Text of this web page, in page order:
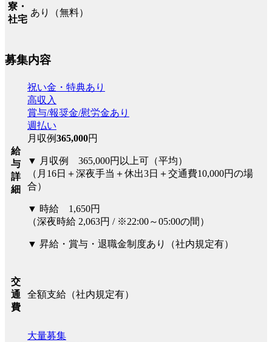
寮・
社宅
あり（無料）
募集内容
給
与
詳
細
祝い金・特典あり
高収入
賞与/報奨金/慰労金あり
週払い
月収例365,000円
▼ 月収例 365,000円以上可（平均）
（月16日＋深夜手当＋休出3日＋交通費10,000円の場
合）
▼ 時給 1,650円
（深夜時給 2,063円 / ※22:00～05:00の間）
▼ 昇給・賞与・退職金制度あり（社内規定有）
交
通
費
全額支給（社内規定有）
大量募集